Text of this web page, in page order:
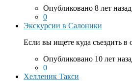
Опубликовано 8 лет назад
0
Экскурсии в Салоники
Если вы ищете куда съездить в
Опубликовано 10 лет
0
Хелленик Такси